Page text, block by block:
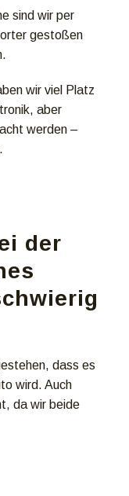
sind wir per
gestoßen
wir viel Platz
aber
werden –
der
dass es
wird. Auch
da wir beide